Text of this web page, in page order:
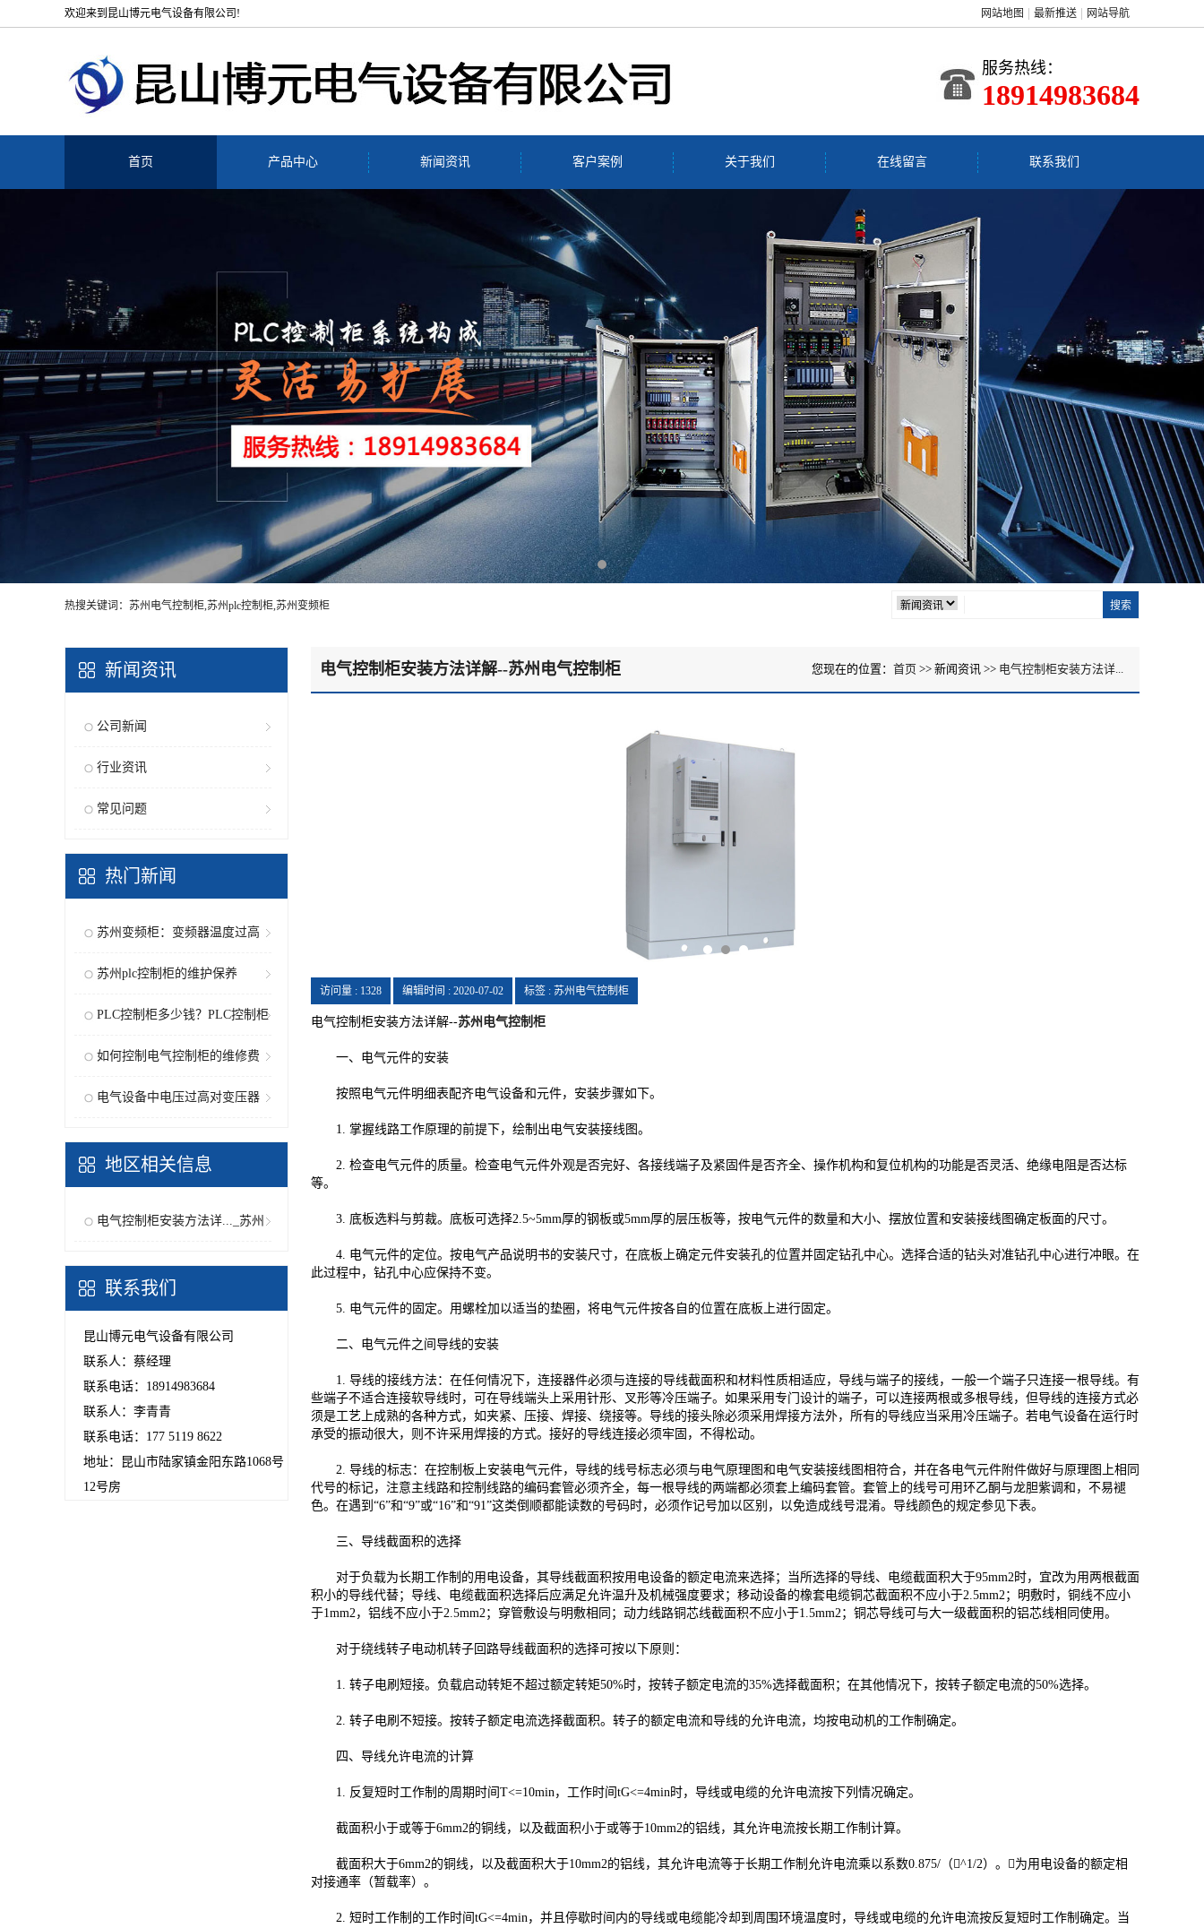
欢迎来到昆山博元电气设备有限公司! 网站地图 最新推送 网站导航
服务热线：
18914983684
首页 产品中心 新闻资讯 客户案例 关于我们 在线留言 联系我们
热搜关键词：苏州电气控制柜,苏州plc控制柜,苏州变频柜
新闻资讯
公司新闻
行业资讯
常见问题
热门新闻
苏州变频柜：变频器温度过高
报警...苏州plc控制柜的维护保养
PLC控制柜多少钱？PLC控制柜
的特...如何控制电气控制柜的维修费
用？电气设备中电压过高对变压器
地区相关信息
电气控制柜安装方法详..._苏州
联系我们
昆山博元电气设备有限公司
联系人：蔡经理
联系电话：18914983684
联系人：李青青
联系电话：177 5119 8622
地址：昆山市陆家镇金阳东路1068号
12号房
电气控制柜安装方法详解--苏州电气控制柜 您现在的位置： 首页 >> 新闻资讯 >> 电气控制柜安装方法详...
访问量 : 1328 编辑时间 : 2020-07-02 标签 : 苏州电气控制柜
电气控制柜安装方法详解--苏州电气控制柜
一、电气元件的安装
按照电气元件明细表配齐电气设备和元件，安装步骤如下。
1. 掌握线路工作原理的前提下，绘制出电气安装接线图。
2. 检查电气元件的质量。检查电气元件外观是否完好、各接线端子及紧固件是否齐全、操作机构和复位机构的功能是否灵活、绝缘电阻是否达标
等。
3. 底板选料与剪裁。底板可选择2.5~5mm厚的钢板或5mm厚的层压板等，按电气元件的数量和大小、摆放位置和安装接线图确定板面的尺寸。
4. 电气元件的定位。按电气产品说明书的安装尺寸，在底板上确定元件安装孔的位置并固定钻孔中心。选择合适的钻头对准钻孔中心进行冲眼。在
此过程中，钻孔中心应保持不变。
5. 电气元件的固定。用螺栓加以适当的垫圈，将电气元件按各自的位置在底板上进行固定。
二、电气元件之间导线的安装
1. 导线的接线方法：在任何情况下，连接器件必须与连接的导线截面积和材料性质相适应，导线与端子的接线，一般一个端子只连接一根导线。有
些端子不适合连接软导线时，可在导线端头上采用针形、叉形等冷压端子。如果采用专门设计的端子，可以连接两根或多根导线，但导线的连接方式必
须是工艺上成熟的各种方式，如夹紧、压接、焊接、绕接等。导线的接头除必须采用焊接方法外，所有的导线应当采用冷压端子。若电气设备在运行时
承受的振动很大，则不许采用焊接的方式。接好的导线连接必须牢固，不得松动。
2. 导线的标志：在控制板上安装电气元件，导线的线号标志必须与电气原理图和电气安装接线图相符合，并在各电气元件附件做好与原理图上相同
代号的标记，注意主线路和控制线路的编码套管必须齐全，每一根导线的两端都必须套上编码套管。套管上的线号可用环乙酮与龙胆紫调和，不易褪
色。在遇到“6”和“9”或“16”和“91”这类倒顺都能读数的号码时，必须作记号加以区别，以免造成线号混淆。导线颜色的规定参见下表。
三、导线截面积的选择
对于负载为长期工作制的用电设备，其导线截面积按用电设备的额定电流来选择；当所选择的导线、电缆截面积大于95mm2时，宜改为用两根截面
积小的导线代替；导线、电缆截面积选择后应满足允许温升及机械强度要求；移动设备的橡套电缆铜芯截面积不应小于2.5mm2；明敷时，铜线不应小
于1mm2，铝线不应小于2.5mm2；穿管敷设与明敷相同；动力线路铜芯线截面积不应小于1.5mm2；铜芯导线可与大一级截面积的铝芯线相同使用。
对于绕线转子电动机转子回路导线截面积的选择可按以下原则：
1. 转子电刷短接。负载启动转矩不超过额定转矩50%时，按转子额定电流的35%选择截面积；在其他情况下，按转子额定电流的50%选择。
2. 转子电刷不短接。按转子额定电流选择截面积。转子的额定电流和导线的允许电流，均按电动机的工作制确定。
四、导线允许电流的计算
1. 反复短时工作制的周期时间T<=10min，工作时间tG<=4min时，导线或电缆的允许电流按下列情况确定。
截面积小于或等于6mm2的铜线，以及截面积小于或等于10mm2的铝线，其允许电流按长期工作制计算。
截面积大于6mm2的铜线，以及截面积大于10mm2的铝线，其允许电流等于长期工作制允许电流乘以系数0.875/（^1/2）。为用电设备的额定相
对接通率（暂载率）。
2. 短时工作制的工作时间tG<=4min，并且停歇时间内的导线或电缆能冷却到周围环境温度时，导线或电缆的允许电流按反复短时工作制确定。当